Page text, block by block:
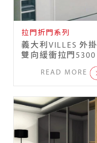
拉門折門系列
義大利VILLES 外掛
雙向緩衝拉門5300
READ MORE